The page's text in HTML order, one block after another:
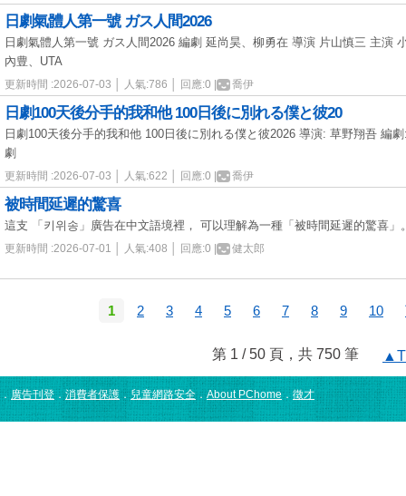
日劇氣體人第一號 ガス人間2026
日劇氣體人第一號 ガス人間2026 編劇 延尚昊、柳勇在 導演 片山慎三 主演
內豊、UTA
更新時間 :2026-07-03 │ 人氣:786 │ 回應:0 | 喬伊
日劇100天後分手的我和他 100日後に別れる僕と彼20
日劇100天後分手的我和他 100日後に別れる僕と彼2026 導演: 草野翔吾 編
劇
更新時間 :2026-07-03 │ 人氣:622 │ 回應:0 | 喬伊
被時間延遲的驚喜
這支 「키위송」廣告在中文語境裡， 可以理解為一種「被時間延遲的驚喜」
更新時間 :2026-07-01 │ 人氣:408 │ 回應:0 | 健太郎
1 2 3 4 5 6 7 8 9 10
第 1 / 50 頁，共 750 筆
．廣告刊登．消費者保護．兒童網路安全． About PChome． 徵才